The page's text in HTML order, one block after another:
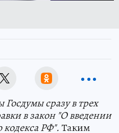
Госдумы сразу в трех
в закон "О введении
РФ".Таким